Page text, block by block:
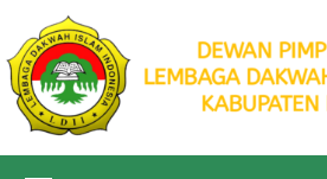
content